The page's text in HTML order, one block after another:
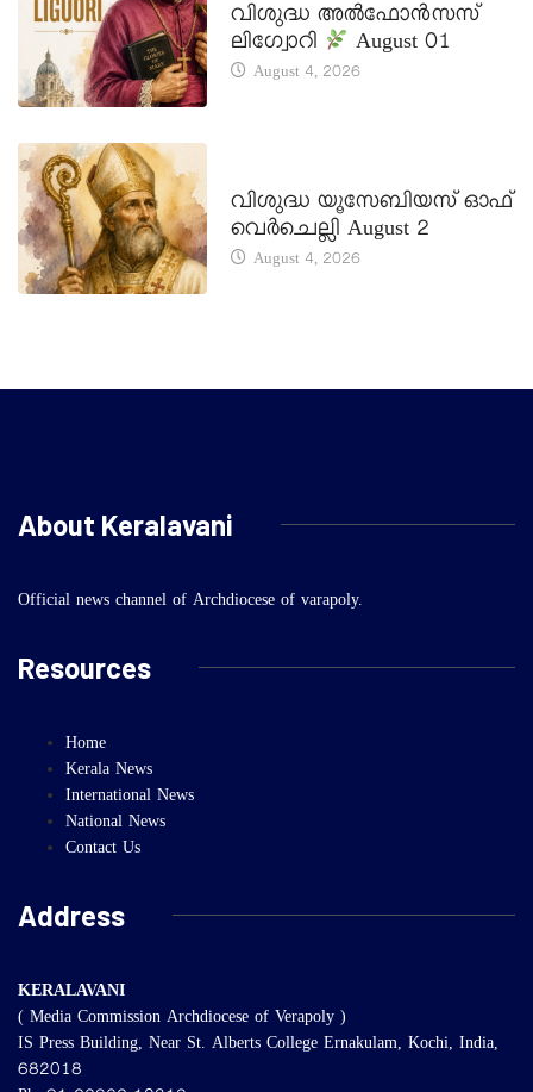
വിശുദ്ധ അൽഫോൻസസ്
ലിഗ്വോറി
August 01
August 4, 2026
വിശുദ്ധ യൂസേബിയസ് ഓഫ്
വെർചെല്ലി August 2
August 4, 2026
About Keralavani
Official news channel of Archdiocese of varapoly.
Resources
Home
Kerala News
International News
National News
Contact Us
Address
KERALAVANI
( Media Commission Archdiocese of Verapoly )
IS Press Building, Near St. Alberts College Ernakulam, Kochi, India,
682018